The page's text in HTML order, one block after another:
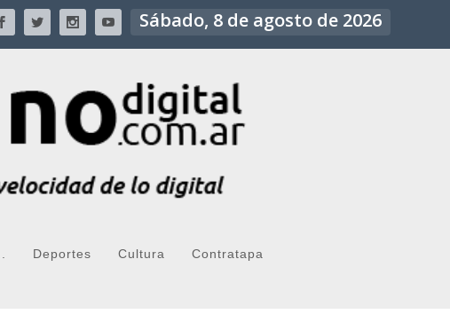
Sábado, 8 de agosto de 2026
Deportes Cultura Contratapa